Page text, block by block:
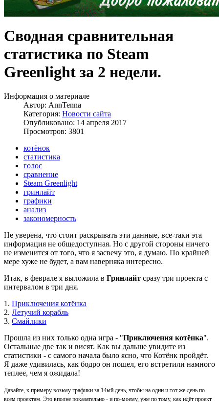
Сводная сравнительная
статистика по Steam
Greenlight за 2 недели.
Информация о материале
Автор: AnnTenna
Категория: Новости сайта
Опубликовано: 14 апреля 2017
Просмотров: 3801
котёнок
статистика
голос
сравнение
Steam Greenlight
гринлайт
графики
анализ
закономерность
Не уверена, что стоит раскрывать эти данные, все-таки эта
информация не общедоступная. Но с другой стороны ничего
не изменится от того, что я засвечу это, я думаю. По крайней
мере хуже не будет, а вам наверняка интересно.
Итак, в феврале я выложила в Гринлайт сразу три проекта с
интервалом в три дня.
1. Приключения котёнка
2. Летучий корабль
3. Смайлики
Прошла из них только одна игра - "Приключения котёнка".
Остальные две так и висят. Как вы дальше увидите из
статистики - с самого начала было ясно, что Котёнк пройдёт.
Я даже удивилась, как бодро он пошел, его встретили намного
теплее, чем я ожидала!
Давайте, к примеру возьму графики за 14ый день, чтобы на один и тот же день по
всем проектам. Это вполне показательно - и по-моему, уже по тому, как идёт проект